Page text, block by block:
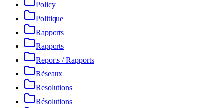
Policy
Politique
Rapports
Rapports
Reports / Rapports
Réseaux
Resolutions
Résolutions